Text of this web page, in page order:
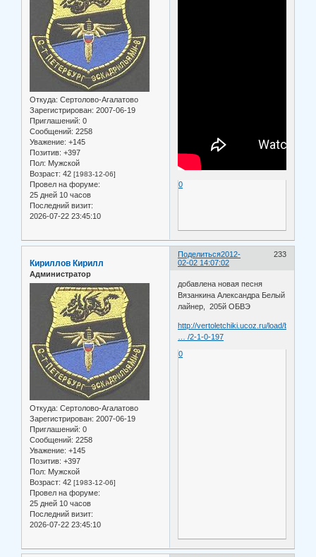
Откуда: Сертолово-Агалатово
Зарегистрирован: 2007-06-19
Приглашений: 0
Сообщений: 2258
Уважение: +145
Позитив: +397
Пол: Мужской
Возраст: 42 [1983-12-06]
Провел на форуме:
25 дней 10 часов
Последний визит:
2026-07-22 23:45:10
0
Поделиться 233
2012-
02-02 14:07:02
Кириллов Кирилл
Администратор
Откуда: Сертолово-Агалатово
Зарегистрирован: 2007-06-19
Приглашений: 0
Сообщений: 2258
Уважение: +145
Позитив: +397
Пол: Мужской
Возраст: 42 [1983-12-06]
Провел на форуме:
25 дней 10 часов
Последний визит:
2026-07-22 23:45:10
добавлена новая песня
Вязанкина Александра Белый
лайнер, 205й ОБВЭ
http://vertoletchiki.ucoz.ru/load/belyj
… /2-1-0-197
0